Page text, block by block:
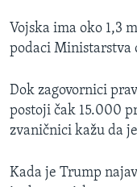
Vojska ima oko 1,3
podaci Ministarstva
Dok zagovornici
postoji čak 15.000
zvaničnici kažu da
Kada je Trump